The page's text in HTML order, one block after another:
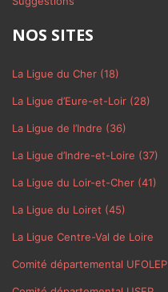
NOS SITES
La Ligue du Cher (18)
La Ligue d’Eure-et-Loir (28)
La Ligue de l’Indre (36)
La Ligue d’Indre-et-Loire (37)
La Ligue du Loir-et-Cher (41)
La Ligue du Loiret (45)
La Ligue Centre-Val de Loire
Comité départemental UFOLEP